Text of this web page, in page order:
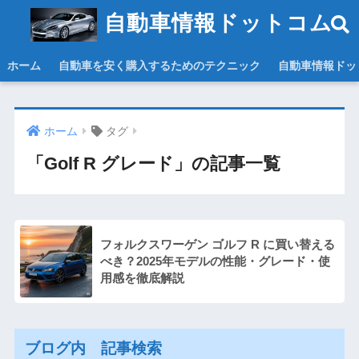
自動車情報ドットコム
ホーム 自動車を安く購入するためのテクニック 自動車情報ド
ホーム タグ
「Golf R グレード」の記事一覧
フォルクスワーゲン ゴルフ R に買い替える
べき？2025年モデルの性能・グレード・使
用感を徹底解説
ブログ内 記事検索